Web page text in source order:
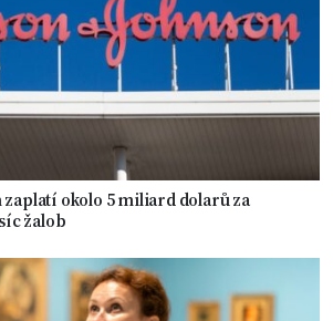
okolo 5 miliard dolarů za
žalob